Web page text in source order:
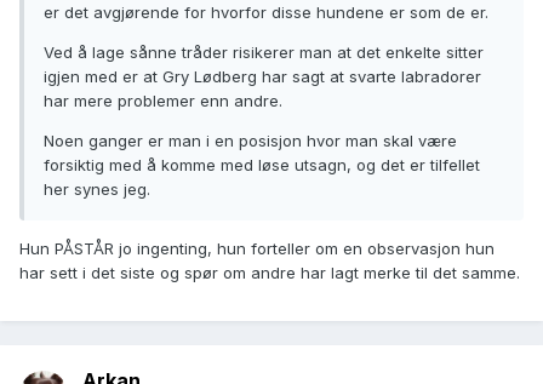
er det avgjørende for hvorfor disse hundene er som de er.
Ved å lage sånne tråder risikerer man at det enkelte sitter
igjen med er at Gry Lødberg har sagt at svarte labradorer
har mere problemer enn andre.
Noen ganger er man i en posisjon hvor man skal være
forsiktig med å komme med løse utsagn, og det er tilfellet
her synes jeg.
Hun PÅSTÅR jo ingenting, hun forteller om en observasjon hun
har sett i det siste og spør om andre har lagt merke til det samme.